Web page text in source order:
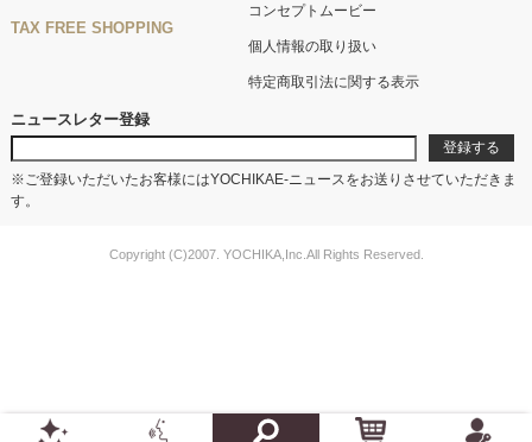
TAX FREE SHOPPING
コンセプトムービー
個人情報の取り扱い
特定商取引法に関する表示
ニュースレター登録
※ご登録いただいたお客様にはYOCHIKAE-ニュースをお送りさせていただきま
す。
Copyright (C)2007. YOCHIKA,Inc.All Rights Reserved.